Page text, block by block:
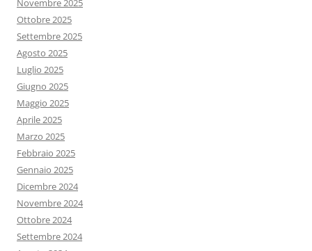
Novembre 2025
Ottobre 2025
Settembre 2025
Agosto 2025
Luglio 2025
Giugno 2025
Maggio 2025
Aprile 2025
Marzo 2025
Febbraio 2025
Gennaio 2025
Dicembre 2024
Novembre 2024
Ottobre 2024
Settembre 2024